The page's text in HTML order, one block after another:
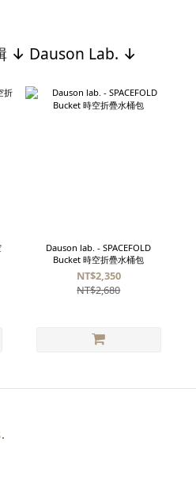
↓ Dauson Lab. ↓
Dauson lab. - SPACEFOLD
Bucket 時空折疊水桶包
NT$2,350
NT$2,680